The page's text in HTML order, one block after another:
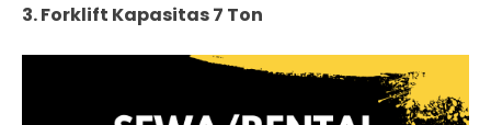
3. Forklift Kapasitas 7 Ton